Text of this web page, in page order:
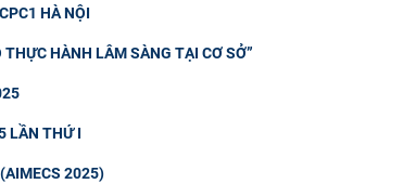
HÀ NỘI
HÀNH LÂM SÀNG TẠI CƠ SỞ”
LẦN THỨ I
2025)